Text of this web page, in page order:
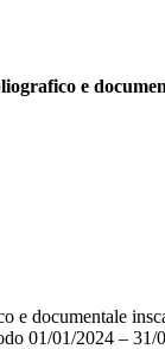
e
e documentale
01/01/2024 – 31/